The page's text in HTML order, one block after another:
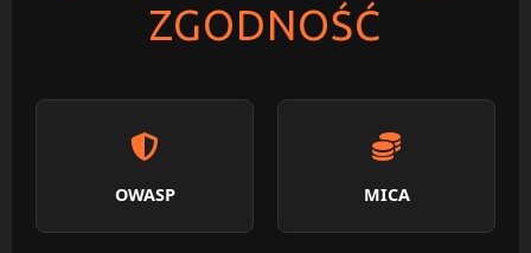
ZGODNOŚĆ
OWASP MICA